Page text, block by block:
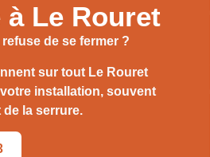
Le Rouret
de se fermer ?
sur tout Le Rouret
installation, souvent
la serrure.